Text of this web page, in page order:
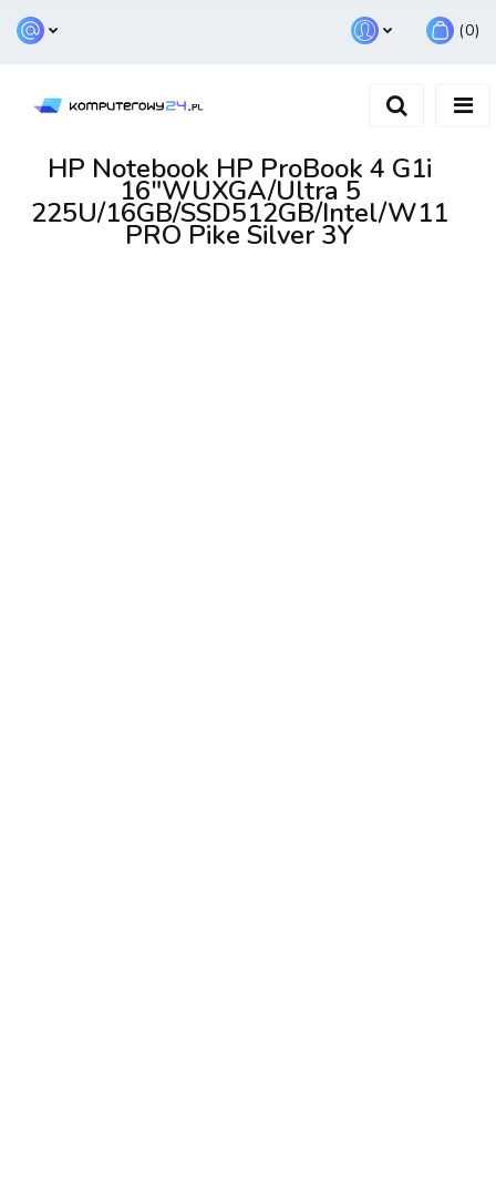
Zarejestruj się
(0)
HP Notebook HP ProBook 4 G1i
16"WUXGA/Ultra 5
225U/16GB/SSD512GB/Intel/W11
PRO Pike Silver 3Y